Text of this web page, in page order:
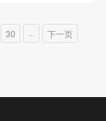
30 ···
下一页